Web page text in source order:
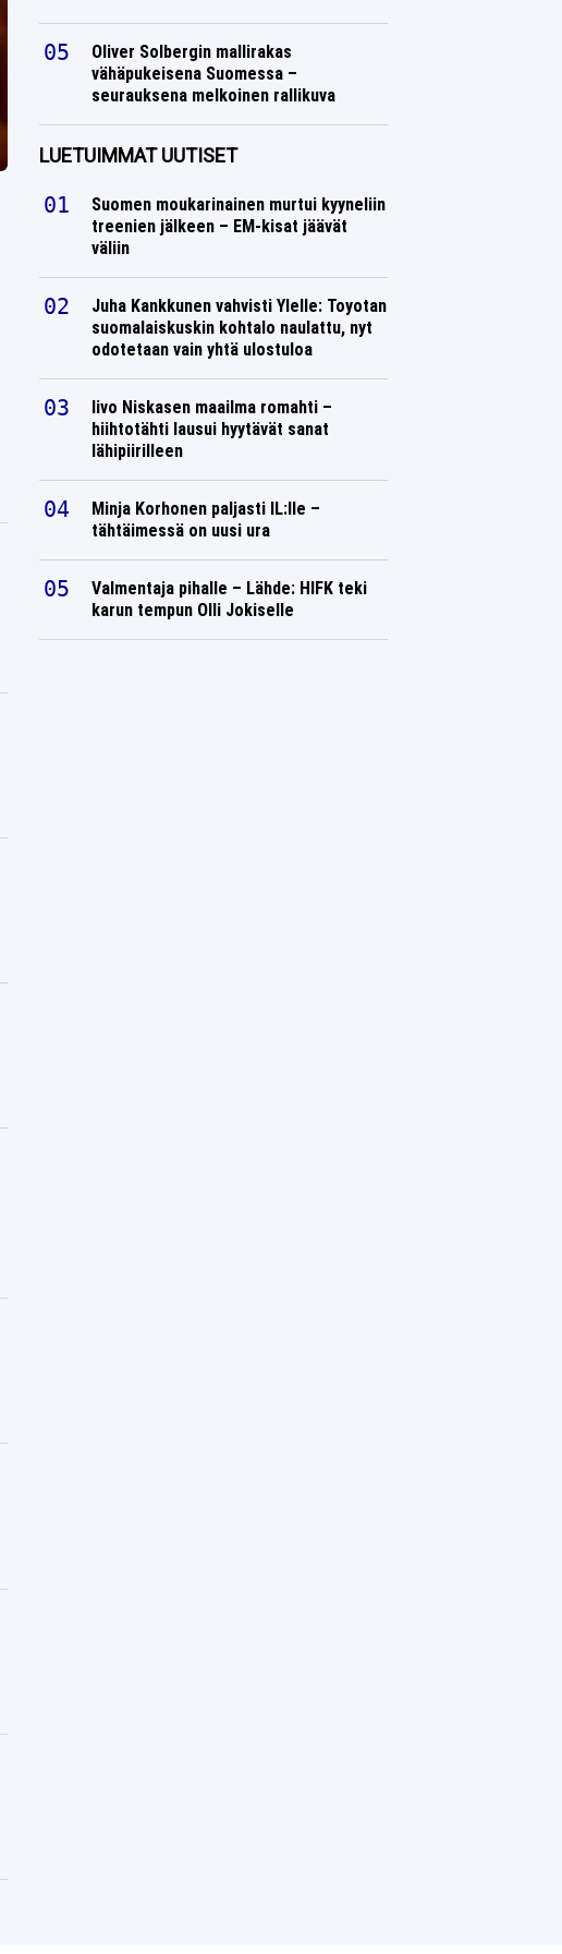
Oliver Solbergin mallirakas
vähäpukeisena Suomessa –
seurauksena melkoinen rallikuva
LUETUIMMAT UUTISET
Suomen moukarinainen murtui kyyneliin
treenien jälkeen – EM-kisat jäävät
väliin
Juha Kankkunen vahvisti Ylelle: Toyotan
suomalaiskuskin kohtalo naulattu, nyt
odotetaan vain yhtä ulostuloa
Iivo Niskasen maailma romahti –
hiihtotähti lausui hyytävät sanat
lähipiirilleen
Minja Korhonen paljasti IL:lle –
tähtäimessä on uusi ura
Valmentaja pihalle – Lähde: HIFK teki
karun tempun Olli Jokiselle